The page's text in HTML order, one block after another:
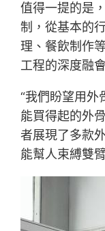
值得一提的是
制，從基本的
理、餐飲制作
工程的深度融
“我們盼望用外
能買得起的外
者展現了多款
能幫人束縛雙